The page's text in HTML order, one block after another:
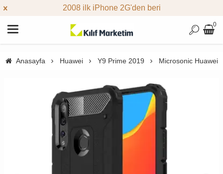
2008 ilk iPhone 2G'den beri
0
Anasayfa Huawei Y9 Prime 2019 Microsonic Huawei